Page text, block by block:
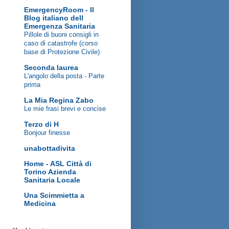
EmergencyRoom - Il
Blog italiano dell
Emergenza Sanitaria
Pillole di buoni consigli in
caso di catastrofe (corso
base di Protezione Civile)
Seconda laurea
L'angolo della posta - Parte
prima
La Mia Regina Zabo
Le mie frasi brevi e concise
Terzo di H
Bonjour finesse
unabottadivita
Home - ASL Città di
Torino Azienda
Sanitaria Locale
Una Scimmietta a
Medicina